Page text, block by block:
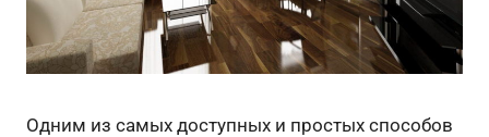
Одним из самых доступных и простых способов